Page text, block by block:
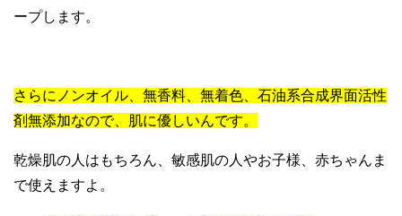
ープします。
さらにノンオイル、無香料、無着色、石油系合成界面活性
剤無添加なので、肌に優しいんです。
乾燥肌の人はもちろん、敏感肌の人やお子様、赤ちゃんま
で使えますよ。